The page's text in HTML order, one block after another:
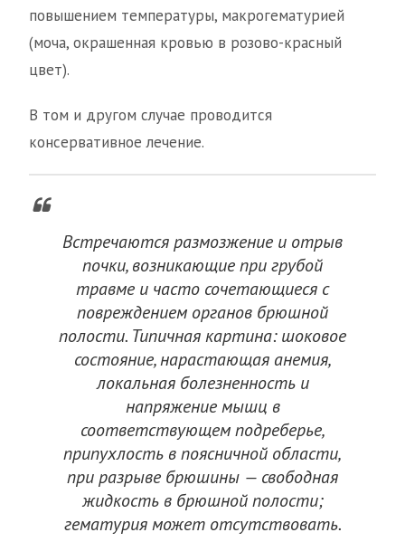
повышением температуры, макрогематурией
(моча, окрашенная кровью в розово-красный
цвет).
В том и другом случае проводится
консервативное лечение.
Встречаются размозжение и отрыв
почки, возникающие при грубой
травме и часто сочетающиеся с
повреждением органов брюшной
полости. Типичная картина: шоковое
состояние, нарастающая анемия,
локальная болезненность и
напряжение мышц в
соответствующем подреберье,
припухлость в поясничной области,
при разрыве брюшины — свободная
жидкость в брюшной полости;
гематурия может отсутствовать.